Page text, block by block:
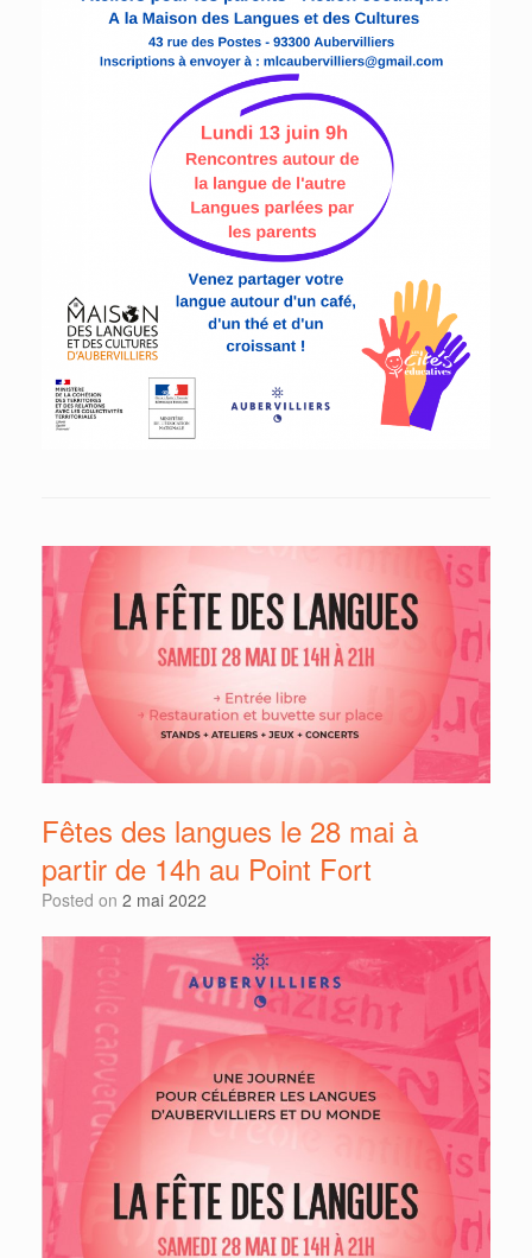
Fêtes des langues le 28 mai à
partir de 14h au Point Fort
Posted on 2 mai 2022